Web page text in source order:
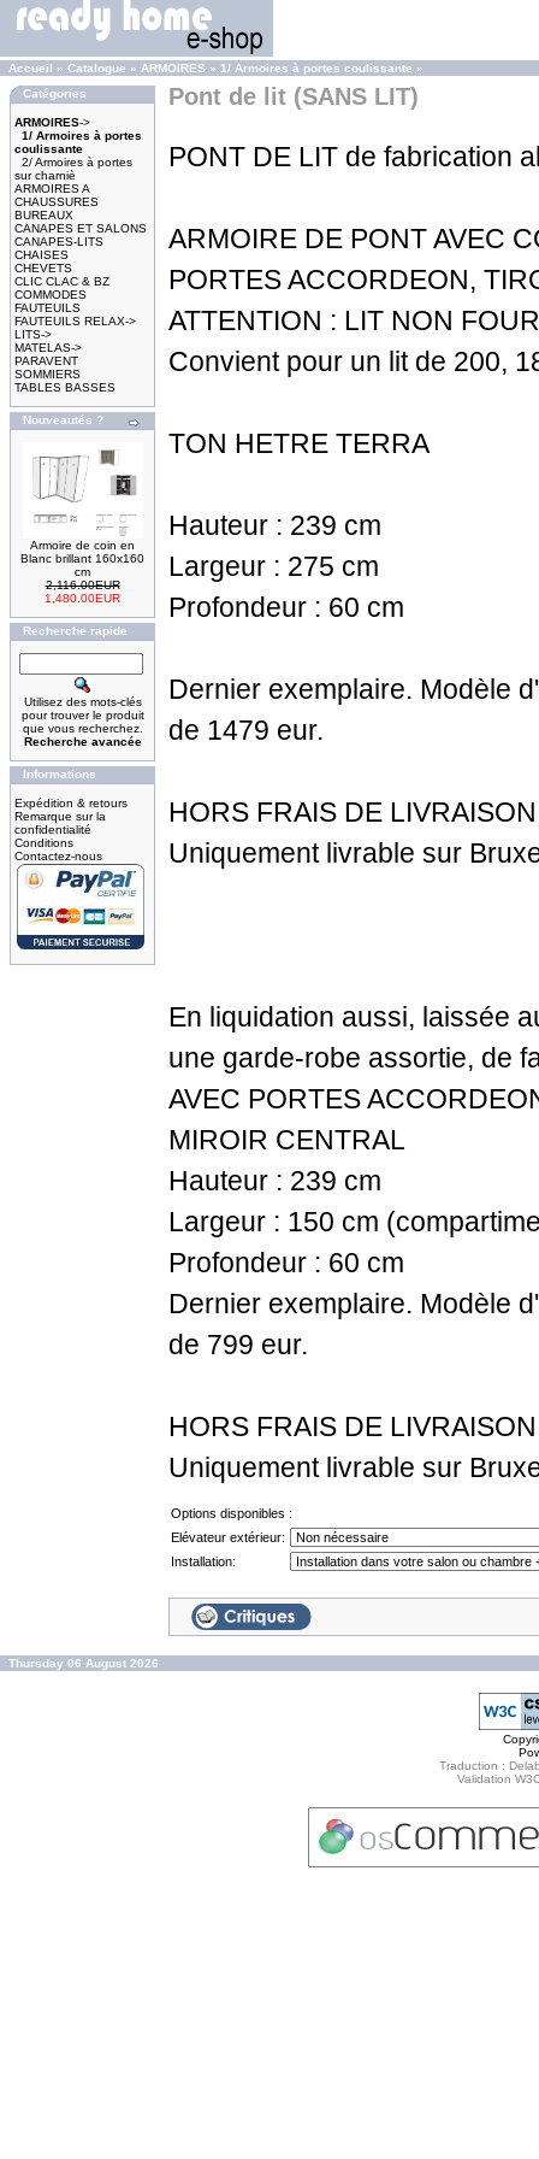
Accueil » Catalogue » ARMOIRES » 1/ Armoires à portes coulissante »
Catégories
ARMOIRES->
1/ Armoires à portes
coulissante
2/ Armoires à portes
sur charniè
ARMOIRES A
CHAUSSURES
BUREAUX
CANAPES ET SALONS
CANAPES-LITS
CHAISES
CHEVETS
CLIC CLAC & BZ
COMMODES
FAUTEUILS
FAUTEUILS RELAX->
LITS->
MATELAS->
PARAVENT
SOMMIERS
TABLES BASSES
Nouveautés ?
Armoire de coin en
Blanc brillant 160x160
cm
2,116.00EUR
1,480.00EUR
Recherche rapide
Utilisez des mots-clés
pour trouver le produit
que vous recherchez.
Recherche avancée
Informations
Expédition & retours
Remarque sur la
confidentialité
Conditions
Contactez-nous
Pont de lit (SANS LIT)
PONT DE LIT de fabrication
ARMOIRE DE PONT AVEC
PORTES ACCORDEON,
ATTENTION : LIT NON
Convient pour un lit de 200,
TON HETRE TERRA
Hauteur : 239 cm
Largeur : 275 cm
Profondeur : 60 cm
Dernier exemplaire. Modèle
de 1479 eur.
HORS FRAIS DE
Uniquement livrable sur
En liquidation aussi, laissée
une garde-robe assortie, de
AVEC PORTES
MIROIR CENTRAL
Hauteur : 239 cm
Largeur : 150 cm
Profondeur : 60 cm
Dernier exemplaire. Modèle
de 799 eur.
HORS FRAIS DE
Uniquement livrable sur
Options disponibles :
Elévateur extérieur:
Installation:
Thursday 06 August 2026
Traduction :
Validation